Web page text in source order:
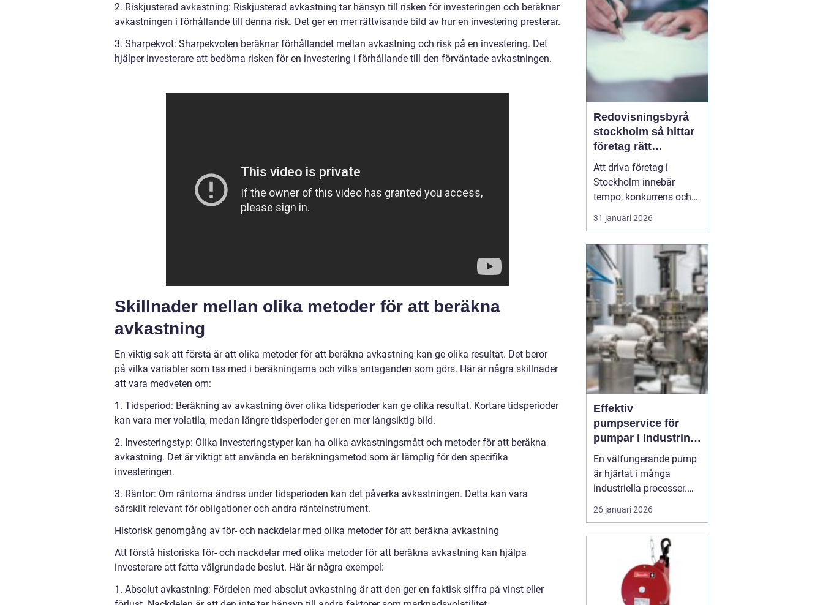
2. Riskjusterad avkastning: Riskjusterad avkastning tar hänsyn till risken för investeringen och beräknar
avkastningen i förhållande till denna risk. Det ger en mer rättvisande bild av hur en investering presterar.
3. Sharpekvot: Sharpekvoten beräknar förhållandet mellan avkastning och risk på en investering. Det
hjälper investerare att bedöma risken för en investering i förhållande till den förväntade avkastningen.
Skillnader mellan olika metoder för att beräkna
avkastning
En viktig sak att förstå är att olika metoder för att beräkna avkastning kan ge olika resultat. Det beror
på vilka variabler som tas med i beräkningarna och vilka antaganden som görs. Här är några skillnader
att vara medveten om:
1. Tidsperiod: Beräkning av avkastning över olika tidsperioder kan ge olika resultat. Kortare tidsperioder
kan vara mer volatila, medan längre tidsperioder ger en mer långsiktig bild.
2. Investeringstyp: Olika investeringstyper kan ha olika avkastningsmått och metoder för att beräkna
avkastning. Det är viktigt att använda en beräkningsmetod som är lämplig för den specifika
investeringen.
3. Räntor: Om räntorna ändras under tidsperioden kan det påverka avkastningen. Detta kan vara
särskilt relevant för obligationer och andra ränteinstrument.
Historisk genomgång av för- och nackdelar med olika metoder för att beräkna avkastning
Att förstå historiska för- och nackdelar med olika metoder för att beräkna avkastning kan hjälpa
investerare att fatta välgrundade beslut. Här är några exempel:
1. Absolut avkastning: Fördelen med absolut avkastning är att den ger en faktisk siffra på vinst eller
ljud lätt sprids mellan
våningsplan och
lägenheter, har heltäck...
Redovisningsbyrå
stockholm så hittar
företag rätt
långsiktig partner
Att driva företag i
Stockholm innebär
tempo, konkurrens och
många beslut. Särskilt
ekonomin kräver mer tid
Därför väljer allt fler
entreprenörer att ta hjälp
aven redovisningsbyrå
Stockholm i<...
31 januari 2026
Effektiv
pumpservice för
pumpar i industrin –
så säkrar du driften
En välfungerande pump
är hjärtat i många
industriella processer.
När flödet stannar,
stannar ofta hela
pumpservice– pumpar
26 januari 2026